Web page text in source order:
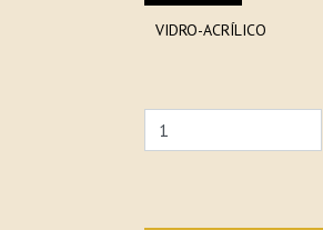
VIDRO-ACRÍLICO